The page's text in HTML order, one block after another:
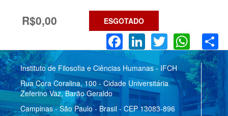
R$0,00 ESGOTADO
Facebook
LinkedIn
Twitter
Instituto de Filosofia e Ciências Humanas - IFCH
Rua Cora Coralina, 100 - Cidade Universitária
Zeferino Vaz, Barão Geraldo
Campinas - São Paulo - Brasil - CEP 13083-896